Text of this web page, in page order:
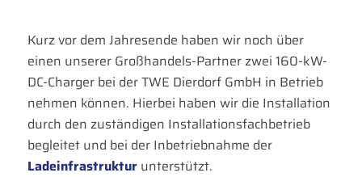
Kurz vor dem Jahresende haben wir noch über
einen unserer Großhandels-Partner zwei 160-kW-
DC-Charger bei der TWE Dierdorf GmbH in Betrieb
nehmen können. Hierbei haben wir die Installation
durch den zuständigen Installationsfachbetrieb
begleitet und bei der Inbetriebnahme der
Ladeinfrastrukturunterstützt.